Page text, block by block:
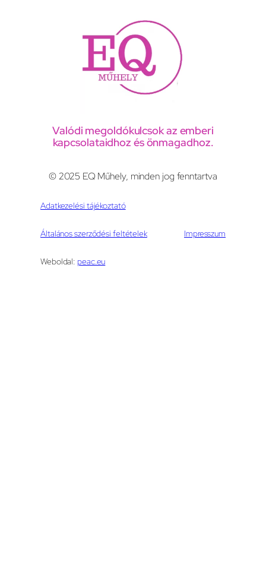
Valódi megoldókulcsok az emberi
kapcsolataidhoz és önmagadhoz.
© 2025 EQ Műhely, minden jog fenntartva
Adatkezelési tájékoztató
Általános szerződési feltételek Impresszum
Weboldal: peac.eu